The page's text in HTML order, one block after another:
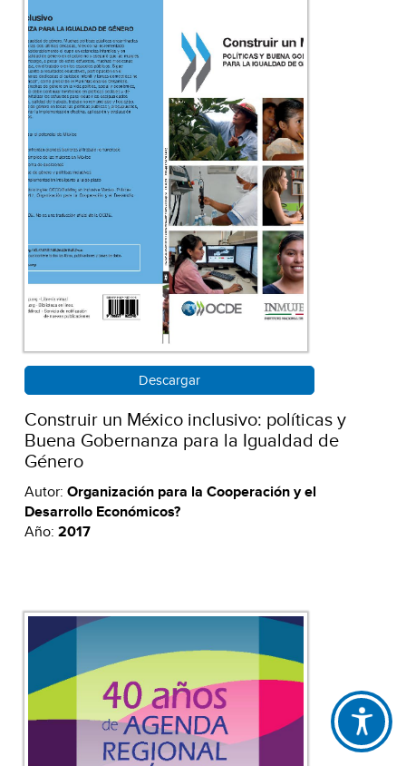
Descargar
Construir un México inclusivo: políticas y
Buena Gobernanza para la Igualdad de
Género
Autor: Organización para la Cooperación y el
Desarrollo Económicos?
Año: 2017